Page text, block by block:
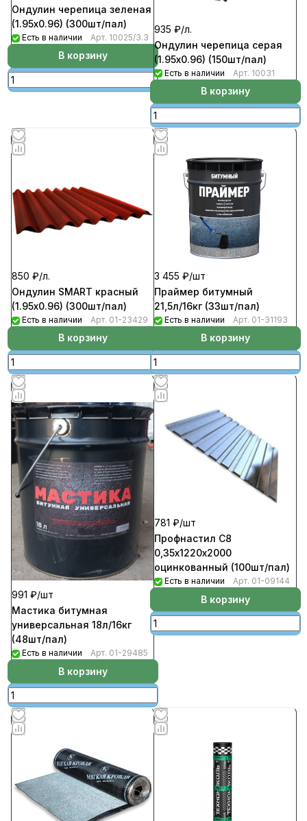
Ондулин черепица зеленая
(1.95х0.96) (300шт/пал)
Есть в наличии Арт. 10025/3.3
В корзину
935 ₽/л.
Ондулин черепица серая
(1.95х0.96) (150шт/пал)
Есть в наличии Арт. 10031
В корзину
850 ₽/л.
Ондулин SMART красный
(1.95х0.96) (300шт/пал)
Есть в наличии Арт. 01-23429
В корзину
3 455 ₽/шт
Праймер битумный
21,5л/16кг (33шт/пал)
Есть в наличии Арт. 01-31193
В корзину
991 ₽/шт
Мастика битумная
универсальная 18л/16кг
(48шт/пал)
Есть в наличии Арт. 01-29485
В корзину
781 ₽/шт
Профнастил С8
0,35х1220х2000
оцинкованный (100шт/пал)
Есть в наличии Арт. 01-09144
В корзину